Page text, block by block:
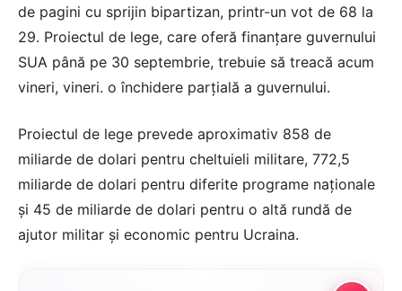
de pagini cu sprijin bipartizan, printr-un vot de 68 la
29. Proiectul de lege, care oferă finanțare guvernului
SUA până pe 30 septembrie, trebuie să treacă acum
vineri, vineri. o închidere parțială a guvernului.
Proiectul de lege prevede aproximativ 858 de
miliarde de dolari pentru cheltuieli militare, 772,5
miliarde de dolari pentru diferite programe naționale
și 45 de miliarde de dolari pentru o altă rundă de
ajutor militar și economic pentru Ucraina.